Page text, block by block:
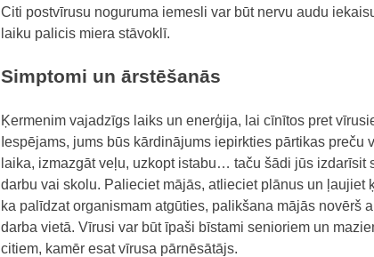
Citi postvīrusu noguruma iemesli var būt nervu audu
laiku palicis miera stāvoklī.
Simptomi un ārstēšanās
Ķermenim vajadzīgs laiks un enerģija, lai cīnītos pret
Iespējams, jums būs kārdinājums iepirkties pārtikas
laika, izmazgāt veļu, uzkopt istabu… taču šādi jūs
darbu vai skolu. Palieciet mājās, atlieciet plānus un ļaujiet
ka palīdzat organismam atgūties, palikšana mājās novērš
darba vietā. Vīrusi var būt īpaši bīstami senioriem un
citiem, kamēr esat vīrusa pārnēsātājs.